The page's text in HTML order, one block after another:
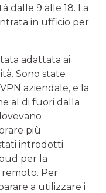
dalle 9 alle 18. La
in ufficio per
adattata ai
Sono state
aziendale, e la
al di fuori dalla
più
introdotti
per la
Per
a utilizzare i